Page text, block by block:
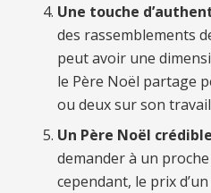
Une touche
des rassemblements
peut avoir une
le Père Noël partage
ou deux sur son
Un Père Noël crédible
demander à un
cependant, le prix